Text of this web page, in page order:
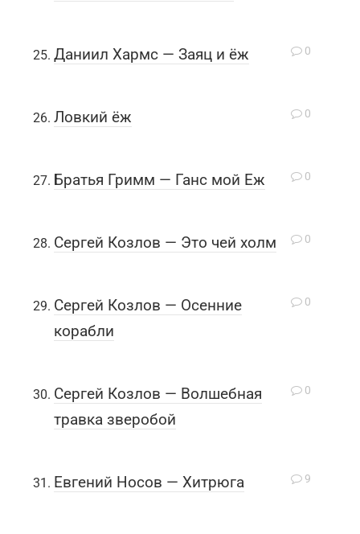
0
Даниил Хармс — Заяц и ёж
0
Ловкий ёж
0
Братья Гримм — Ганс мой Еж
0
Сергей Козлов — Это чей холм
0
Сергей Козлов — Осенние
корабли
0
Сергей Козлов — Волшебная
травка зверобой
9
Евгений Носов — Хитрюга